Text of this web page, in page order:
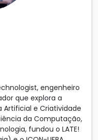
engenheiro
que explora a
e Criatividade
da Computação,
fundou o LATE!